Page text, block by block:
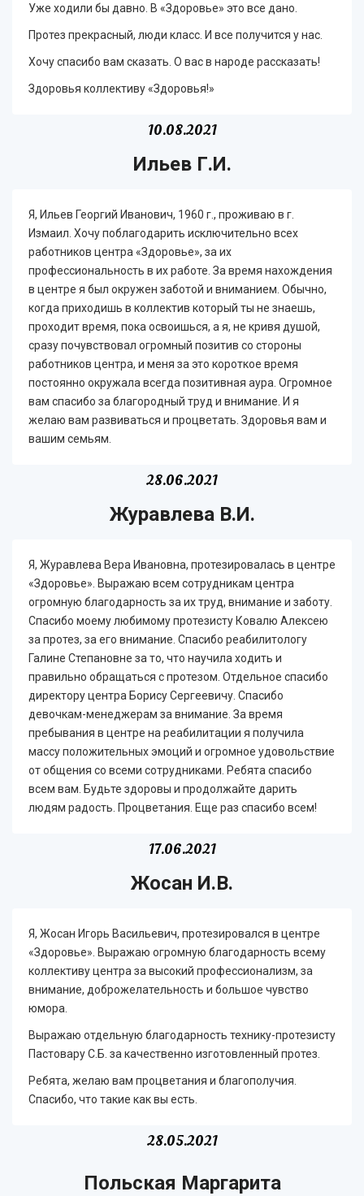
Уже ходили бы давно. В «Здоровье» это все дано.
Протез прекрасный, люди класс. И все получится у нас.
Хочу спасибо вам сказать. О вас в народе рассказать!
Здоровья коллективу «Здоровья!»
10.08.2021
Ильев Г.И.
Я, Ильев Георгий Иванович, 1960 г., проживаю в г.
Измаил. Хочу поблагодарить исключительно всех
работников центра «Здоровье», за их
профессиональность в их работе. За время нахождения
в центре я был окружен заботой и вниманием. Обычно,
когда приходишь в коллектив который ты не знаешь,
проходит время, пока освоишься, а я, не кривя душой,
сразу почувствовал огромный позитив со стороны
работников центра, и меня за это короткое время
постоянно окружала всегда позитивная аура. Огромное
вам спасибо за благородный труд и внимание. И я
желаю вам развиваться и процветать. Здоровья вам и
вашим семьям.
28.06.2021
Журавлева В.И.
Я, Журавлева Вера Ивановна, протезировалась в центре
«Здоровье». Выражаю всем сотрудникам центра
огромную благодарность за их труд, внимание и заботу.
Спасибо моему любимому протезисту Ковалю Алексею
за протез, за его внимание. Спасибо реабилитологу
Галине Степановне за то, что научила ходить и
правильно обращаться с протезом. Отдельное спасибо
директору центра Борису Сергеевичу. Спасибо
девочкам-менеджерам за внимание. За время
пребывания в центре на реабилитации я получила
массу положительных эмоций и огромное удовольствие
от общения со всеми сотрудниками. Ребята спасибо
всем вам. Будьте здоровы и продолжайте дарить
людям радость. Процветания. Еще раз спасибо всем!
17.06.2021
Жосан И.В.
Я, Жосан Игорь Васильевич, протезировался в центре
«Здоровье». Выражаю огромную благодарность всему
коллективу центра за высокий профессионализм, за
внимание, доброжелательность и большое чувство
юмора.
Выражаю отдельную благодарность технику-протезисту
Пастовару С.Б. за качественно изготовленный протез.
Ребята, желаю вам процветания и благополучия.
Спасибо, что такие как вы есть.
28.05.2021
Польская Маргарита